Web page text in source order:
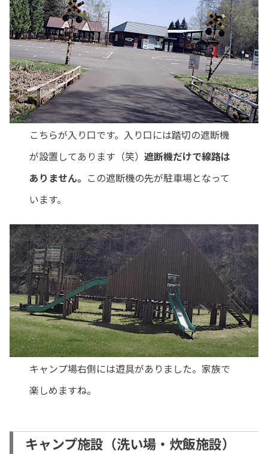
こちらが入り口です。入り口には踏切の遮断機
が設置してあります（笑）遮断機だけで線路は
ありません。 この遮断機の先が駐車場となって
います。
キャンプ場右側には遊具がありました。家族で
楽しめますね。
キャンプ施設（洗い場・炊飯施設）